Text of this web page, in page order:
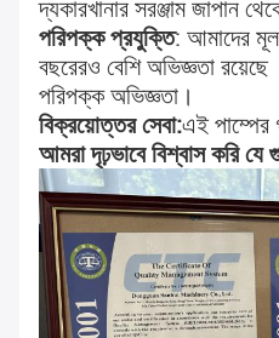
দ্যকারখানার সরঞ্জাম জাপান
পরিপক্ক প্রযুক্তি: আমাদের মূল
বছরেরও বেশি অভিজ্ঞতা রয়েছে
পরিপক্ক অভিজ্ঞতা।
বিক্রয়োত্তর সেবা:এই পাম্পের
আমরা দৃঢ়ভাবে বিশ্বাস করি যে